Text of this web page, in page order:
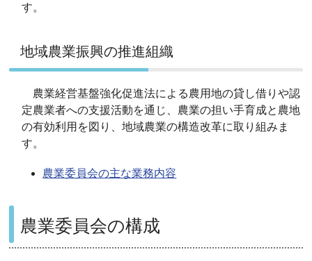
す。
地域農業振興の推進組織
農業経営基盤強化促進法による農用地の貸し借りや認
定農業者への支援活動を通じ、農業の担い手育成と農地
の有効利用を図り、地域農業の構造改革に取り組みま
す。
農業委員会の主な業務内容
農業委員会の構成